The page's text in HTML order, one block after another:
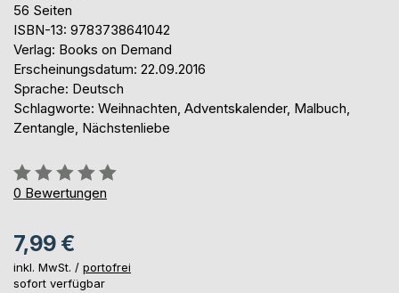
56 Seiten
ISBN-13: 9783738641042
Verlag: Books on Demand
Erscheinungsdatum: 22.09.2016
Sprache: Deutsch
Schlagworte: Weihnachten, Adventskalender, Malbuch,
Zentangle, Nächstenliebe
Bewertung::
0%
0 Bewertungen
7,99 €
inkl. MwSt. / portofrei
sofort verfügbar